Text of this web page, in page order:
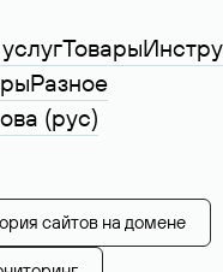
Товары
Разное
(рус)
сайтов на домене